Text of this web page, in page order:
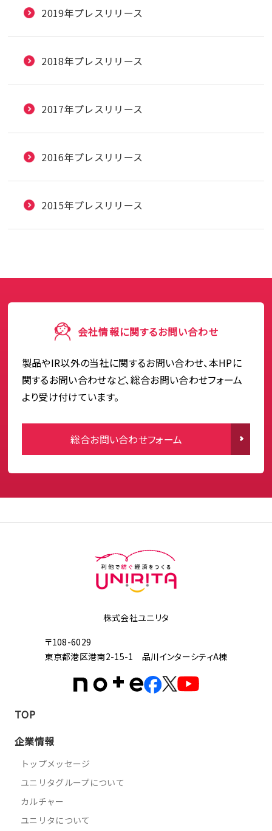
2019年プレスリリース
2018年プレスリリース
2017年プレスリリース
2016年プレスリリース
2015年プレスリリース
会社情報に関するお問い合わせ
製品やIR以外の当社に関するお問い合わせ、本HPに
関するお問い合わせなど、総合お問い合わせフォーム
より受け付けています。
総合お問い合わせフォーム
株式会社ユニリタ
〒108-6029
東京都港区港南2-15-1 品川インターシティA棟
TOP
企業情報
トップメッセージ
ユニリタグループについて
カルチャー
ユニリタについて